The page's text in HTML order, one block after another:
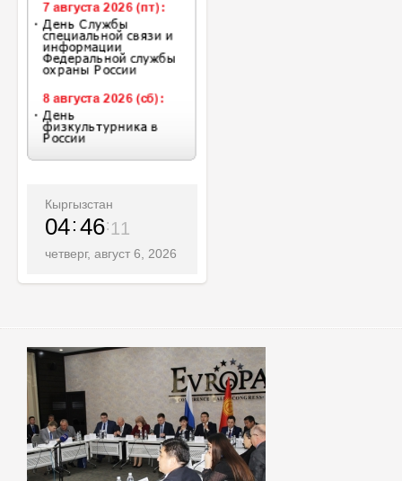
Кыргызстан
04 46 13
четверг, август 6, 2026